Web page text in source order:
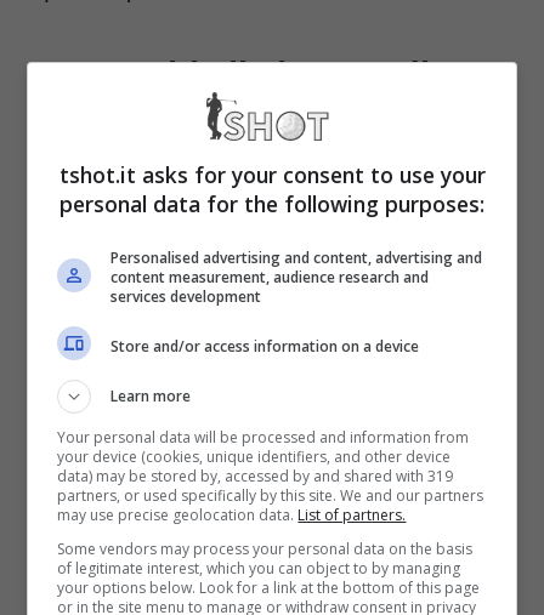
F1, cambia il sistema di
assegnazione punti? La
situazione
Nessuno stravolgimento. Si tratterebbe di
attribuire una sorta di contentino
all’undicesimo e al dodicesimo classificato,
andando a rivedere solo i criteri di
assegnazione dall’ottavo posto in giù. Se il
cambio regolamentare dovesse
concretizzarsi, verrebbe anche sventato
ripetersi di una situazione poco equa: si
pensi a quando una squadra finisce la gara
tshot.it asks for your consent to use your
personal data for the following purposes:
Personalised advertising and content, advertising and
content measurement, audience research and
services development
Store and/or access information on a device
Learn more
Your personal data will be processed and information from
your device (cookies, unique identifiers, and other device
data) may be stored by, accessed by and shared with 319
partners, or used specifically by this site. We and our partners
may use precise geolocation data. List of partners.
Some vendors may process your personal data on the basis
of legitimate interest, which you can object to by managing
your options below. Look for a link at the bottom of this page
or in the site menu to manage or withdraw consent in privacy